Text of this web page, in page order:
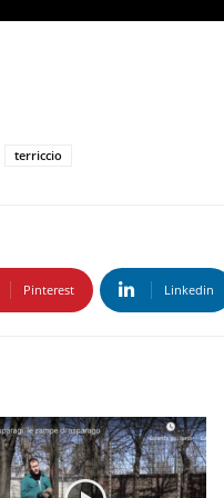
terriccio
Pinterest Linkedin